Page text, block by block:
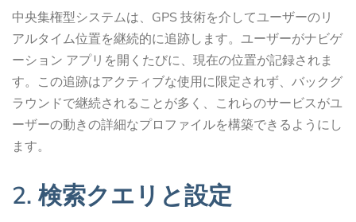
中央集権型システムは、GPS 技術を介してユーザーのリ
アルタイム位置を継続的に追跡します。ユーザーがナビゲ
ーション アプリを開くたびに、現在の位置が記録されま
す。この追跡はアクティブな使用に限定されず、バックグ
ラウンドで継続されることが多く、これらのサービスがユ
ーザーの動きの詳細なプロファイルを構築できるようにし
ます。
2. 検索クエリと設定